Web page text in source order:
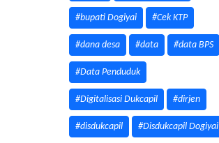
#bupati Dogiyai #Cek KTP
#dana desa #data #data BPS
#Data Penduduk
#Digitalisasi Dukcapil #dirjen
#disdukcapil #Disdukcapil Dogiyai